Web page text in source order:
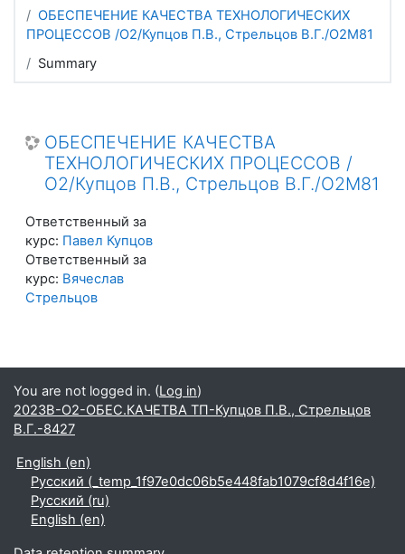
ОБЕСПЕЧЕНИЕ КАЧЕСТВА ТЕХНОЛОГИЧЕСКИХ
ПРОЦЕССОВ /О2/Купцов П.В., Стрельцов В.Г./О2М81
Summary
ОБЕСПЕЧЕНИЕ КАЧЕСТВА
ТЕХНОЛОГИЧЕСКИХ ПРОЦЕССОВ /
О2/Купцов П.В., Стрельцов В.Г./О2М81
Ответственный за
курс: Павел Купцов
Ответственный за
курс: Вячеслав
Стрельцов
You are not logged in. (Log in)
2023В-О2-ОБЕС.КАЧЕТВА ТП-Купцов П.В., Стрельцов
В.Г.-8427
English ‎(en)‎
Русский ‎(_temp_1f97e0dc06b5e448fab1079cf8d4f16e)‎
Русский ‎(ru)‎
English ‎(en)‎